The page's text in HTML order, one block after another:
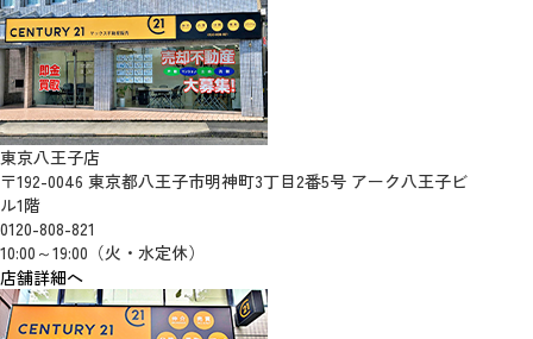
東京八王子店
〒192-0046 東京都八王子市明神町3丁目2番5号 アーク八王子ビ
ル1階
0120-808-821
10:00～19:00（火・水定休）
店舗詳細へ